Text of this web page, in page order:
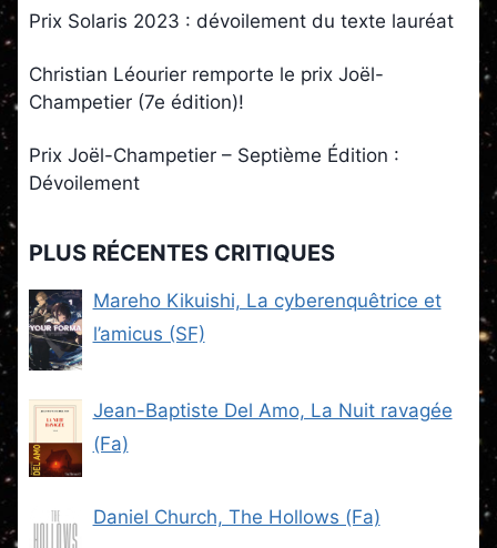
Prix Solaris 2023 : dévoilement du texte lauréat
Christian Léourier remporte le prix Joël-
Champetier (7e édition)!
Prix Joël-Champetier – Septième Édition :
Dévoilement
PLUS RÉCENTES CRITIQUES
Mareho Kikuishi, La cyberenquêtrice et
l’amicus (SF)
Jean-Baptiste Del Amo, La Nuit ravagée
(Fa)
Daniel Church, The Hollows (Fa)